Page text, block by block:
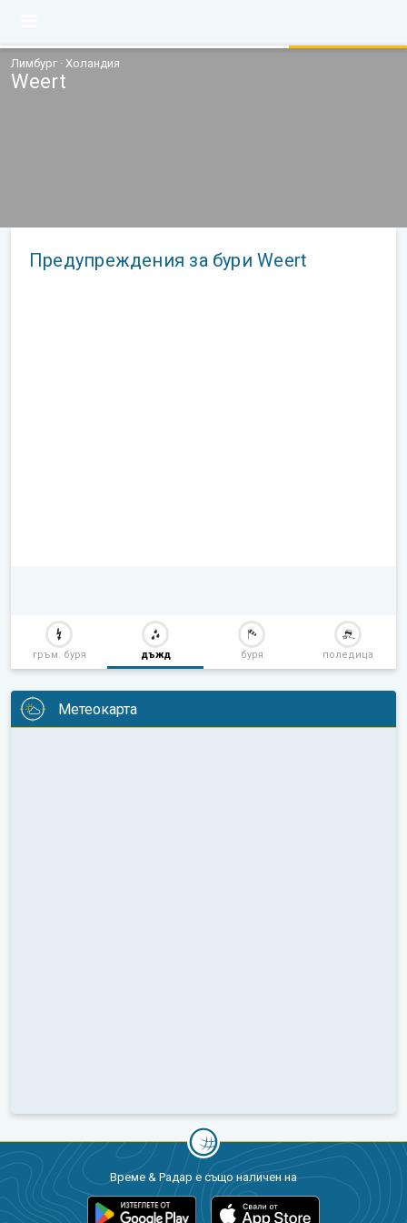
Лимбург · Холандия
Weert
Предупреждения за бури Weert
гръм. буря дъжд буря поледица
Метеокарта
Време & Радар е също наличен на